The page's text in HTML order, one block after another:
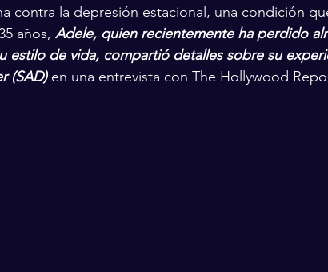
contra la depresión estacional, una condición
años, Adele, quien recientemente ha perdido
estilo de vida, compartió detalles sobre su
(SAD) en una entrevista con The Hollywood